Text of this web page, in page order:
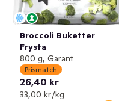
Broccoli Buketter
Frysta
800 g, Garant
Prismatch
26,40 kr
33,00 kr /kg